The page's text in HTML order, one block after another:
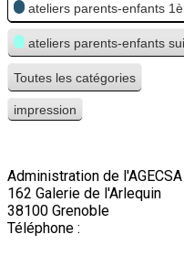
ateliers parents-enfants
ateliers parents-enfants
Toutes les catégories
Vue
impression
Administration de l'AGECSA
162 Galerie de l'Arlequin
38100 Grenoble
Téléphone :